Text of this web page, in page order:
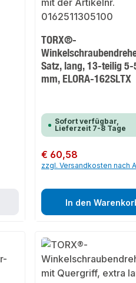
TORX®-
Satz, lang, 13-teilig 5-
mm, ELORA-162SLTX
Sofort verfügbar,
Lieferzeit 7-8 Tage
Regulärer Preis:
€ 60,58
zzgl. Versandkosten nach
In den